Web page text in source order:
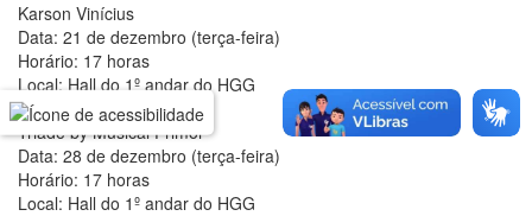
Karson Vinícius
Data: 21 de dezembro (terça-feira)
Horário: 17 horas
Local: Hall do 1º andar do HGG
Triade by Musical Primor
Data: 28 de dezembro (terça-feira)
Horário: 17 horas
Local: Hall do 1º andar do HGG